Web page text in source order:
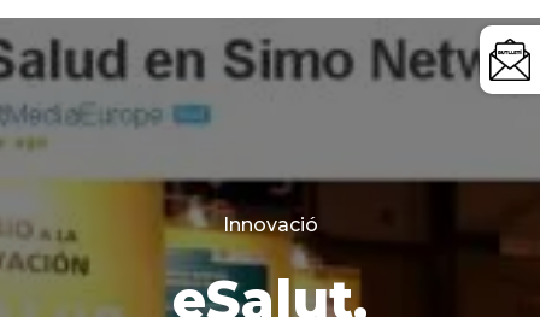
Categories
Innovació
eSalut,